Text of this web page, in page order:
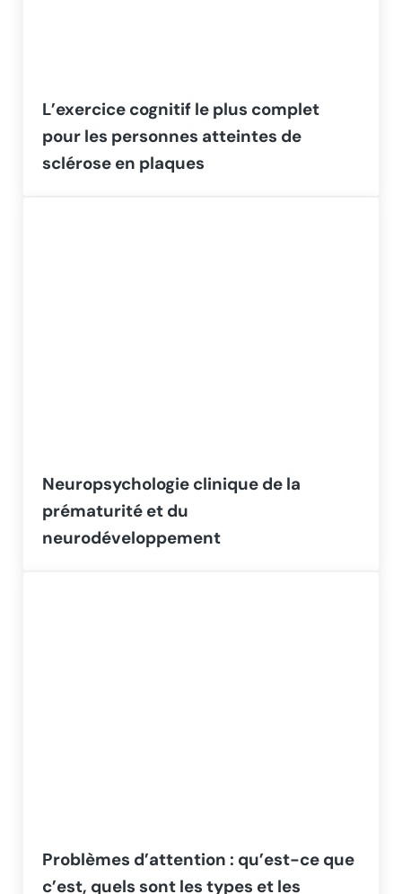
L’exercice cognitif le plus complet
pour les personnes atteintes de
sclérose en plaques
Neuropsychologie clinique de la
prématurité et du
neurodéveloppement
Problèmes d’attention : qu’est-ce que
c’est, quels sont les types et les